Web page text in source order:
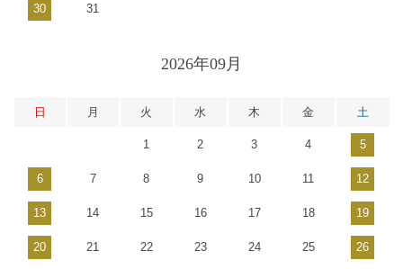
30 31
2026年09月
日 月 火 水 木 金 土
1 2 3 4 5
6 7 8 9 10 11 12
13 14 15 16 17 18 19
20 21 22 23 24 25 26